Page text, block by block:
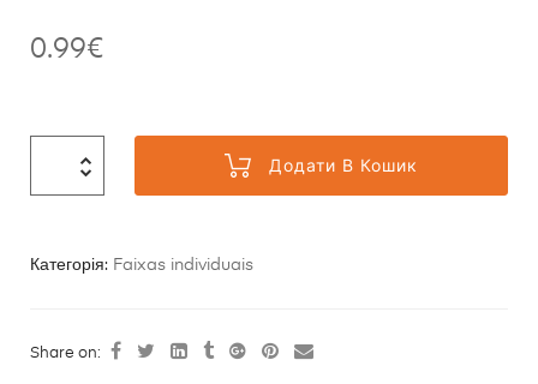
0.99€
Додати В Кошик
Категорія: Faixas individuais
Share on: